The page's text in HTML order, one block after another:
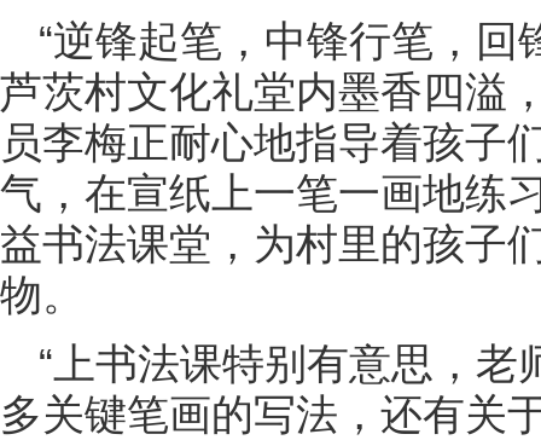
“逆锋起笔，中锋行笔，
芦茨村文化礼堂内墨香四溢
员李梅正耐心地指导着孩子
气，在宣纸上一笔一画地练
益书法课堂，为村里的孩子
物。
“上书法课特别有意思，
多关键笔画的写法，还有关